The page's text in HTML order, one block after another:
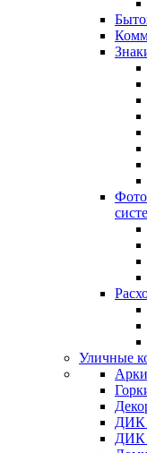
Уличные
Арки
ДИК
ДИК